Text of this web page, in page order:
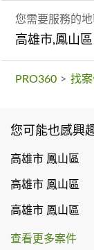
您需要服務的地
高雄市,鳳山區
PRO360 > 找
您可能也感興
高雄市 鳳山區
高雄市 鳳山區
高雄市 鳳山區
查看更多案件